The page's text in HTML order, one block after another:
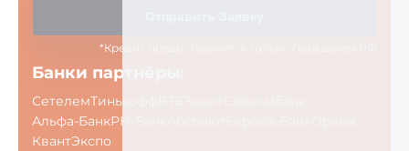
*Кредит предоставляется только гражданам РФ
Банки партнёры:
СетелемТинькофф
Альфа-БанкРН-Банк
КвантЭкспо